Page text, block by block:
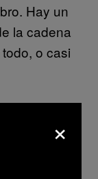
Hay un
la cadena
o casi
puntos
×